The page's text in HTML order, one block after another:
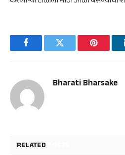
FacebookTwitter Pinterest
Bharati Bharsake
RELATED